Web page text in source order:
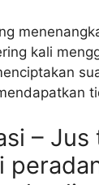
kali
–